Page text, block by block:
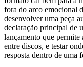
fora do arco emocional
desenvolver uma peça
declaração principal de
lançamento que permite
entre discos, e testar
resposta dentro de uma